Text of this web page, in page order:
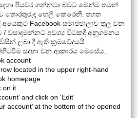
පියවර ගන්නටා බවට මෙන්ම තමන්
තොරතුරුද හෙලි කෙරෙනි. පහත
Facebook සමාජජාලාව තුල වන
වසාදමන්නට අවශ්‍ය විටකදී අනුගමනය
ලබා දී ඇති ක්‍රමවේදයයි.
සදහා වන ආකාරය මෙසේය..
account
located in the upper right-hand
homepage
on it
and click on ‘Edit’
account’ at the bottom of the opened